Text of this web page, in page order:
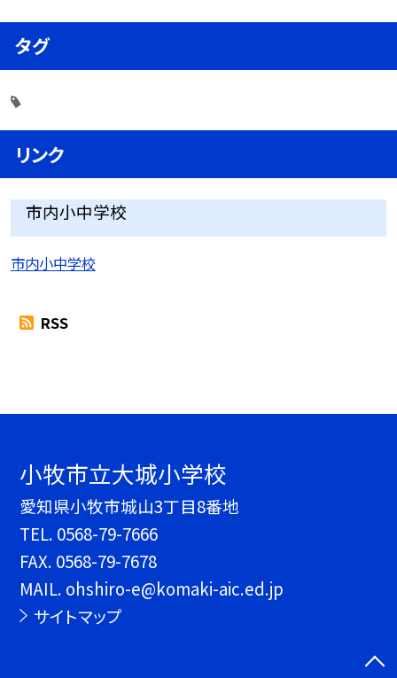
タグ
リンク
市内小中学校
市内小中学校
RSS
小牧市立大城小学校
愛知県小牧市城山3丁目8番地
TEL. 0568-79-7666
FAX. 0568-79-7678
MAIL. ohshiro-e@komaki-aic.ed.jp
サイトマップ